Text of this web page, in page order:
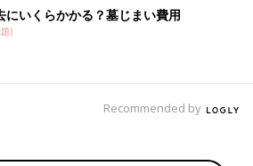
にいくらかかる？墓じまい費用
)
Recommended by